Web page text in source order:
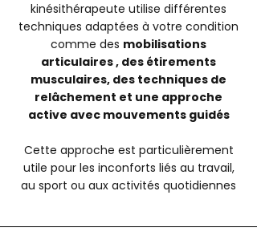
kinésithérapeute utilise différentes
techniques adaptées à votre condition
comme des mobilisations
articulaires , des étirements
musculaires, des techniques de
relâchement et une approche
active avec mouvements guidés
Cette approche est particulièrement
utile pour les inconforts liés au travail,
au sport ou aux activités quotidiennes